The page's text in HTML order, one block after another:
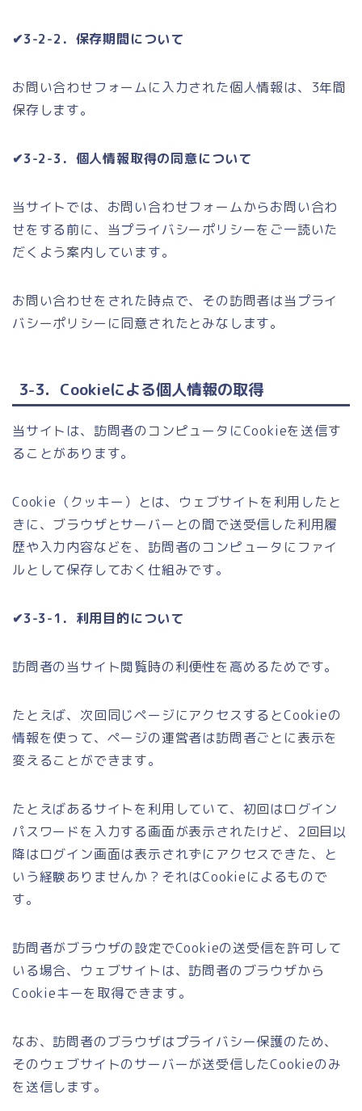
✔3-2-2．保存期間について
お問い合わせフォームに入力された個人情報は、3年間
保存します。
✔3-2-3．個人情報取得の同意について
当サイトでは、お問い合わせフォームからお問い合わ
せをする前に、当プライバシーポリシーをご一読いた
だくよう案内しています。
お問い合わせをされた時点で、その訪問者は当プライ
バシーポリシーに同意されたとみなします。
3-3．Cookieによる個人情報の取得
当サイトは、訪問者のコンピュータにCookieを送信す
ることがあります。
Cookie（クッキー）とは、ウェブサイトを利用したと
きに、ブラウザとサーバーとの間で送受信した利用履
歴や入力内容などを、訪問者のコンピュータにファイ
ルとして保存しておく仕組みです。
✔3-3-1．利用目的について
訪問者の当サイト閲覧時の利便性を高めるためです。
たとえば、次回同じページにアクセスするとCookieの
情報を使って、ページの運営者は訪問者ごとに表示を
変えることができます。
たとえばあるサイトを利用していて、初回はログイン
パスワードを入力する画面が表示されたけど、2回目以
降はログイン画面は表示されずにアクセスできた、と
いう経験ありませんか？それはCookieによるもので
す。
訪問者がブラウザの設定でCookieの送受信を許可して
いる場合、ウェブサイトは、訪問者のブラウザから
Cookieキーを取得できます。
なお、訪問者のブラウザはプライバシー保護のため、
そのウェブサイトのサーバーが送受信したCookieのみ
を送信します。